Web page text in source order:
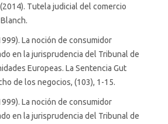
Tutela judicial del comercio
La noción de consumidor
en la jurisprudencia del Tribunal de
Europeas. La Sentencia Gut
de los negocios, (103), 1-15.
La noción de consumidor
en la jurisprudencia del Tribunal de